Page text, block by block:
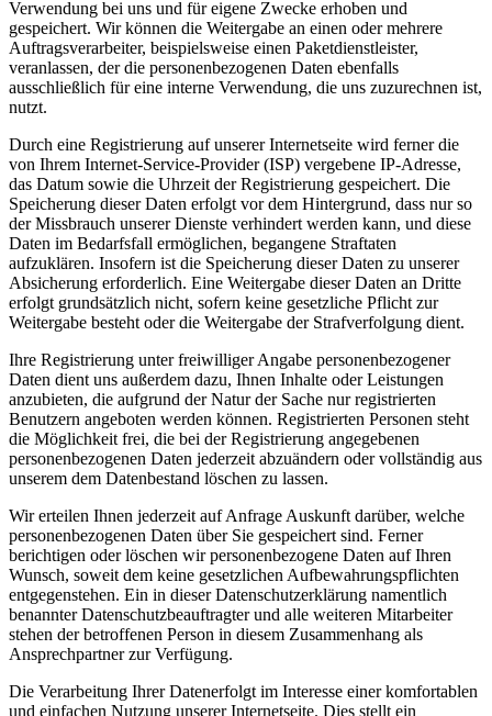
Verwendung bei uns und für eigene Zwecke erhoben und
gespeichert. Wir können die Weitergabe an einen oder mehrere
Auftragsverarbeiter, beispielsweise einen Paketdienstleister,
veranlassen, der die personenbezogenen Daten ebenfalls
ausschließlich für eine interne Verwendung, die uns zuzurechnen ist,
nutzt.
Durch eine Registrierung auf unserer Internetseite wird ferner die
von Ihrem Internet-Service-Provider (ISP) vergebene IP-Adresse,
das Datum sowie die Uhrzeit der Registrierung gespeichert. Die
Speicherung dieser Daten erfolgt vor dem Hintergrund, dass nur so
der Missbrauch unserer Dienste verhindert werden kann, und diese
Daten im Bedarfsfall ermöglichen, begangene Straftaten
aufzuklären. Insofern ist die Speicherung dieser Daten zu unserer
Absicherung erforderlich. Eine Weitergabe dieser Daten an Dritte
erfolgt grundsätzlich nicht, sofern keine gesetzliche Pflicht zur
Weitergabe besteht oder die Weitergabe der Strafverfolgung dient.
Ihre Registrierung unter freiwilliger Angabe personenbezogener
Daten dient uns außerdem dazu, Ihnen Inhalte oder Leistungen
anzubieten, die aufgrund der Natur der Sache nur registrierten
Benutzern angeboten werden können. Registrierten Personen steht
die Möglichkeit frei, die bei der Registrierung angegebenen
personenbezogenen Daten jederzeit abzuändern oder vollständig aus
unserem dem Datenbestand löschen zu lassen.
Wir erteilen Ihnen jederzeit auf Anfrage Auskunft darüber, welche
personenbezogenen Daten über Sie gespeichert sind. Ferner
berichtigen oder löschen wir personenbezogene Daten auf Ihren
Wunsch, soweit dem keine gesetzlichen Aufbewahrungspflichten
entgegenstehen. Ein in dieser Datenschutzerklärung namentlich
benannter Datenschutzbeauftragter und alle weiteren Mitarbeiter
stehen der betroffenen Person in diesem Zusammenhang als
Ansprechpartner zur Verfügung.
Die Verarbeitung Ihrer Datenerfolgt im Interesse einer komfortablen
und einfachen Nutzung unserer Internetseite. Dies stellt ein